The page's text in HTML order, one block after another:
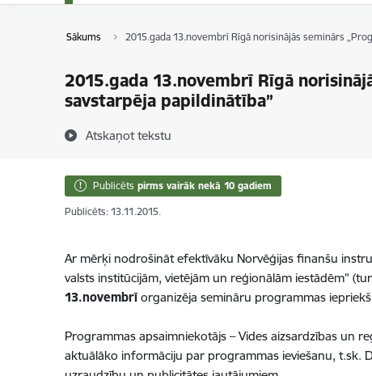
Sākums 2015.gada 13.novembrī Rīgā norisinājās seminārs
2015.gada 13.novembrī Rīgā
savstarpēja papildinātība”
Atskaņot tekstu
Publicēts pirms vairāk nekā 10 gadiem
Publicēts: 13.11.2015.
Ar mērķi nodrošināt efektīvāku Norvēģijas finanšu
valsts institūcijām, vietējām un reģionālām iestādēm”
13.novembrīorganizēja semināru programmas
Programmas apsaimniekotājs – Vides aizsardzības un
aktuālāko informāciju par programmas ieviešanu, t.sk.